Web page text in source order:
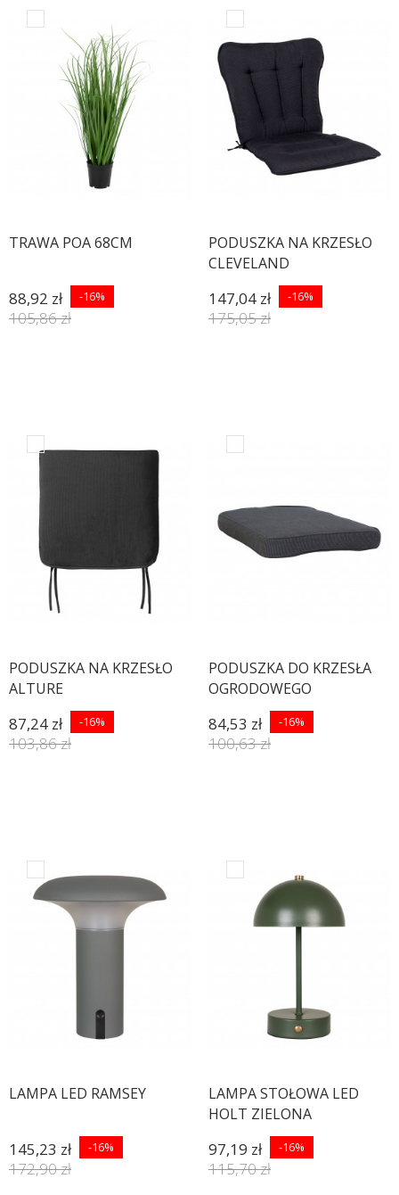
TRAWA POA 68CM
88,92 zł -16%
105,86 zł
PODUSZKA NA KRZESŁO
CLEVELAND
147,04 zł -16%
175,05 zł
PODUSZKA NA KRZESŁO
ALTURE
87,24 zł -16%
103,86 zł
PODUSZKA DO KRZESŁA
OGRODOWEGO
PORTLAND CIEMNOSZARY
II
84,53 zł -16%
100,63 zł
LAMPA LED RAMSEY
145,23 zł -16%
172,90 zł
LAMPA STOŁOWA LED
HOLT ZIELONA
97,19 zł -16%
115,70 zł